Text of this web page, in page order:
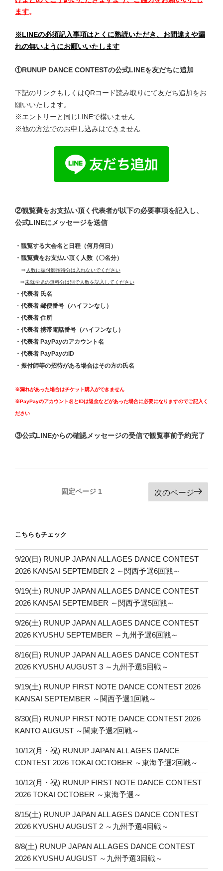
ます。
※LINEの必須記入事項はとくに熟読いただき、お間違えや漏
れの無いようにお願いいたします
①RUNUP DANCE CONTESTの公式LINEを友だちに追加
下記のリンクもしくはQRコード読み取りにて友だち追加をお
願いいたします。
※エントリーと同じLINEで構いません
※他の方法でのお申し込みはできません
②観覧費をお支払い頂く代表者が以下の必要事項を記入し、
公式LINEにメッセージを送信
・観覧する大会名と日程（何月何日）
・観覧費をお支払い頂く人数（〇名分）
⇒ 人数に振付師招待分は入れないでください
⇒未就学児の無料分は別で人数を記入してください
・代表者 氏名
・ 代表者 郵便番号（ハイフンなし）
・代表者 住所
・代表者 携帯電話番号（ハイフンなし）
・代表者 PayPayのアカウント名
・代表者 PayPayのID
・振付師等の招待がある場合はその方の氏名
※漏れがあった場合はチケット購入ができません
※PayPayのアカウント名とIDは返金などがあった場合に必要になりますのでご記入く
ださい
③公式LINEからの確認メッセージの受信で観覧事前予約完了
ビ
ー
シ
ョ
ン
固定ページ 1 次のページ
こちらもチェック
9/20(日) RUNUP JAPAN ALL AGES DANCE CONTEST
2026 KANSAI SEPTEMBER 2 ～関西予選6回戦～
9/19(土) RUNUP JAPAN ALL AGES DANCE CONTEST
2026 KANSAI SEPTEMBER ～関西予選5回戦～
9/26(土) RUNUP JAPAN ALL AGES DANCE CONTEST
2026 KYUSHU SEPTEMBER ～九州予選6回戦～
8/16(日) RUNUP JAPAN ALL AGES DANCE CONTEST
2026 KYUSHU AUGUST 3 ～九州予選5回戦～
9/19(土) RUNUP FIRST NOTE DANCE CONTEST 2026
KANSAI SEPTEMBER ～関西予選1回戦～
8/30(日) RUNUP FIRST NOTE DANCE CONTEST 2026
KANTO AUGUST ～関東予選2回戦～
10/12(月・祝) RUNUP JAPAN ALL AGES DANCE
CONTEST 2026 TOKAI OCTOBER ～東海予選2回戦～
10/12(月・祝) RUNUP FIRST NOTE DANCE CONTEST
2026 TOKAI OCTOBER ～東海予選～
8/15(土) RUNUP JAPAN ALL AGES DANCE CONTEST
2026 KYUSHU AUGUST 2 ～九州予選4回戦～
8/8(土) RUNUP JAPAN ALL AGES DANCE CONTEST
2026 KYUSHU AUGUST ～九州予選3回戦～